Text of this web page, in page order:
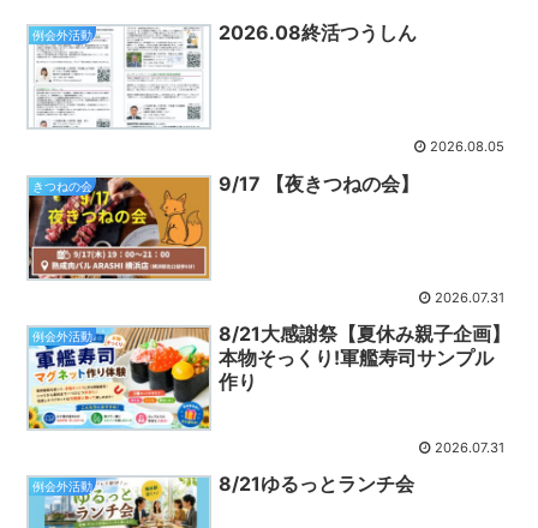
例会外活動 2026.08終活つうしん
2026.08.05
きつねの会 9/17 【夜きつねの会】
2026.07.31
例会外活動
8/21大感謝祭【夏休み親子企画】
本物そっくり!軍艦寿司サンプル
作り
2026.07.31
例会外活動 8/21ゆるっとランチ会